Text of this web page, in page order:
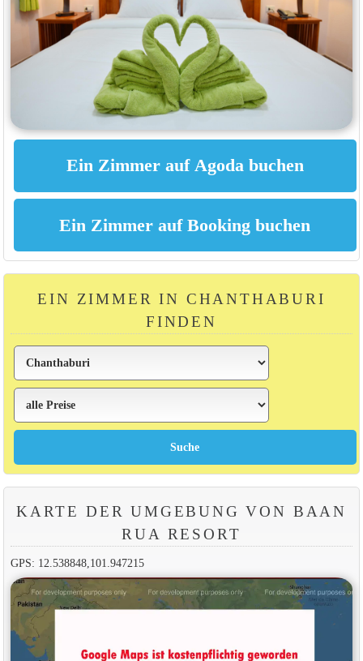
EIN ZIMMER IN CHANTHABURI
FINDEN
KARTE DER UMGEBUNG VON BAAN
RUA RESORT
GPS: 12.538848,101.947215